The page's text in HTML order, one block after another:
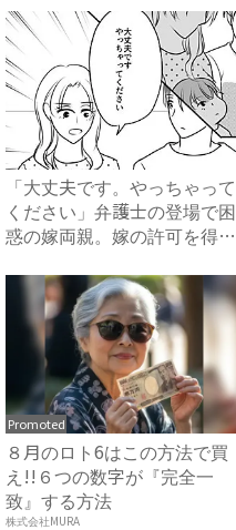
「大丈夫です。やっちゃって
ください」弁護士の登場で困
惑の嫁両親。嫁の許可を得た
Promoted
８月のロト6はこの方法で買
え!!６つの数字が『完全一
致』する方法
株式会社MURA